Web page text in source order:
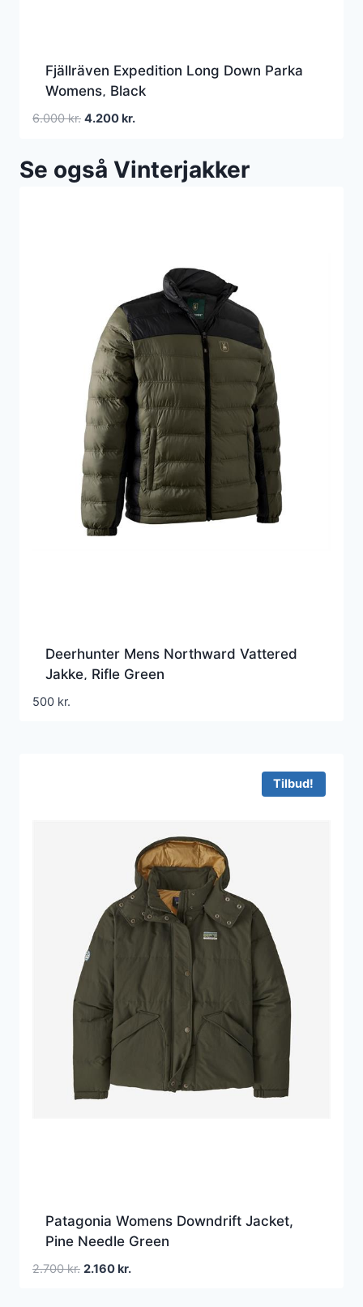
Fjällräven Expedition Long Down Parka
Womens, Black
6.000kr. Den
pris
var:
4.200kr.Den
er:
Se også Vinterjakker
Deerhunter Mens Northward Vattered
Jakke, Rifle Green
500 kr.
Tilbud!
Patagonia Womens Downdrift Jacket,
Pine Needle Green
2.700kr. Den
2.160kr.Den